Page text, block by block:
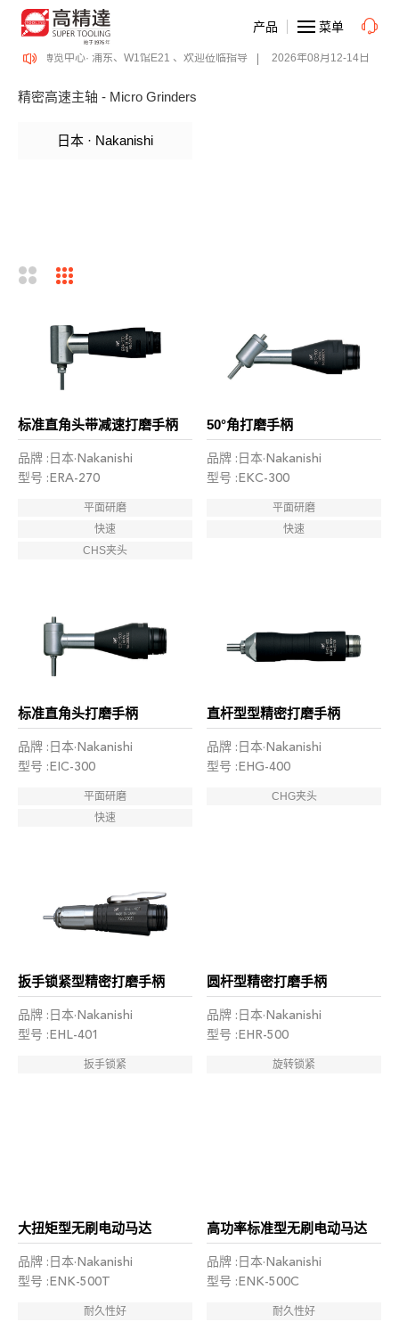
国际博览中心· 浦东、W1馆E21 、欢迎莅临指导 2026年08月12-14日、
产品 菜单
精密高速主轴 - Micro Grinders
日本 · Nakanishi
标准直角头带减速打磨手柄
品牌 :日本·Nakanishi
型号 :ERA-270
平面研磨
快速
CHS夹头
50°角打磨手柄
品牌 :日本·Nakanishi
型号 :EKC-300
平面研磨
快速
标准直角头打磨手柄
品牌 :日本·Nakanishi
型号 :EIC-300
平面研磨
快速
直杆型型精密打磨手柄
品牌 :日本·Nakanishi
型号 :EHG-400
CHG夹头
扳手锁紧型精密打磨手柄
品牌 :日本·Nakanishi
型号 :EHL-401
扳手锁紧
圆杆型精密打磨手柄
品牌 :日本·Nakanishi
型号 :EHR-500
旋转锁紧
大扭矩型无刷电动马达
品牌 :日本·Nakanishi
型号 :ENK-500T
耐久性好
高功率标准型无刷电动马达
品牌 :日本·Nakanishi
型号 :ENK-500C
耐久性好